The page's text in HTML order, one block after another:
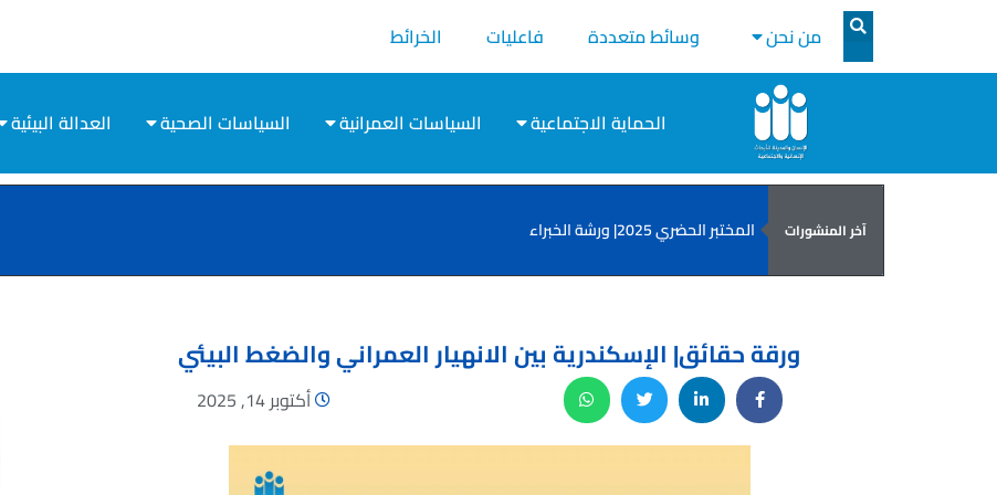
من نحن وسائط متعددة فاعليات الخرائط
الحماية الاجتماعية السياسات العمرانية السياسات الصحية العدالة البيئية
آخر المنشورات المختبر الحضري 2025| ورشة الخبراء
ورقة حقائق| الإسكندرية بين الانهيار العمراني والضغط البيئي
أكتوبر 14, 2025